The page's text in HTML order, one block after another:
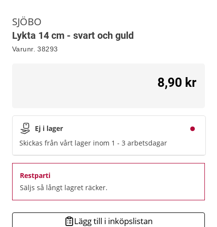
SJÖBO
Lykta 14 cm - svart och guld
Varunr. 38293
Ej i lager
Skickas från vårt lager inom 1 - 3 arbetsdagar
Restparti
Säljs så långt lagret räcker.
8,90 kr
Lägg till i inköpslistan